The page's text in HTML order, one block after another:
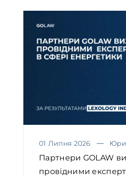
01 Липня 2026
Партнери GOLAW
провідними